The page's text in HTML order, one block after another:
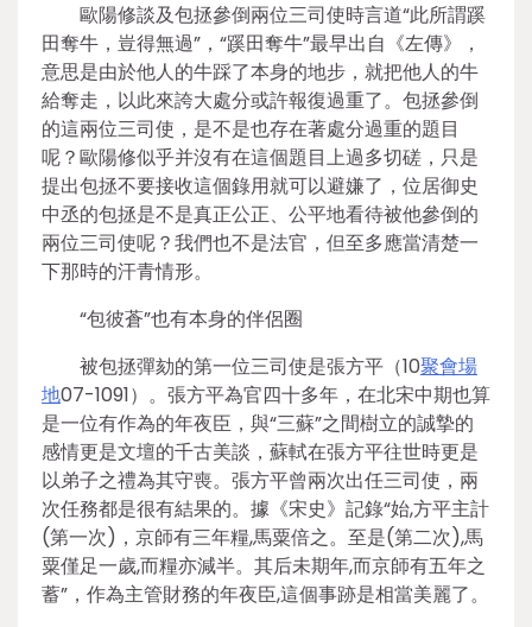
歐陽修談及包拯參倒兩位三司使時言道“此所謂蹊
田奪牛，豈得無過”，“蹊田奪牛”最早出自《左傳》，
意思是由於他人的牛踩了本身的地步，就把他人的牛
給奪走，以此來誇大處分或許報復過重了。包拯參倒
的這兩位三司使，是不是也存在著處分過重的題目
呢？歐陽修似乎并沒有在這個題目上過多切磋，只是
提出包拯不要接收這個錄用就可以避嫌了，位居御史
中丞的包拯是不是真正公正、公平地看待被他參倒的
兩位三司使呢？我們也不是法官，但至多應當清楚一
下那時的汗青情形。
“包彼蒼”也有本身的伴侶圈
被包拯彈劾的第一位三司使是張方平（10聚會場
地07-1091）。張方平為官四十多年，在北宋中期也算
是一位有作為的年夜臣，與“三蘇”之間樹立的誠摯的
感情更是文壇的千古美談，蘇軾在張方平往世時更是
以弟子之禮為其守喪。張方平曾兩次出任三司使，兩
次任務都是很有結果的。據《宋史》記錄“始,方平主計
(第一次)，京師有三年糧,馬粟倍之。至是(第二次),馬
粟僅足一歲,而糧亦減半。其后未期年,而京師有五年之
蓄”，作為主管財務的年夜臣,這個事跡是相當美麗了。